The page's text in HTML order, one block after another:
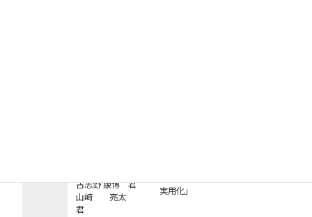
古志野 康博 君
山﨑 亮太
君
実用化」